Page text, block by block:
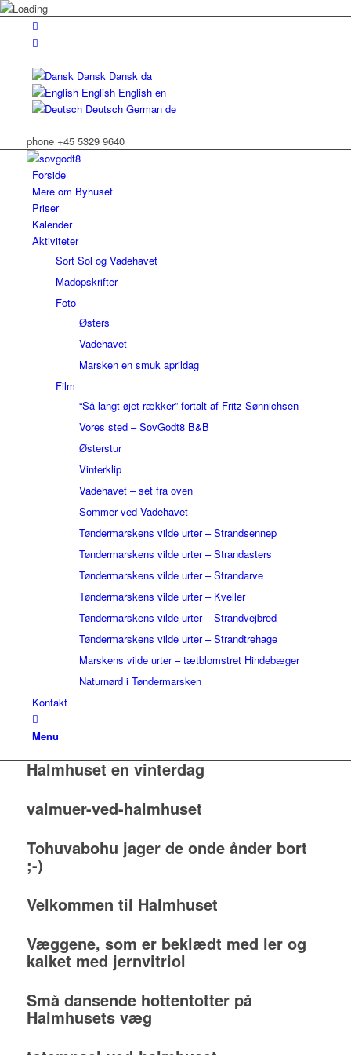
Dansk Dansk da
English English en
Deutsch German de
phone +45 5329 9640
Forside
Mere om Byhuset
Priser
Kalender
Aktiviteter
Sort Sol og Vadehavet
Madopskrifter
Foto
Østers
Vadehavet
Marsken en smuk aprildag
Film
“Så langt øjet rækker” fortalt af Fritz Sønnichsen
Vores sted – SovGodt8 B&B
Østerstur
Vinterklip
Vadehavet – set fra oven
Sommer ved Vadehavet
Tøndermarskens vilde urter – Strandsennep
Tøndermarskens vilde urter – Strandasters
Tøndermarskens vilde urter – Strandarve
Tøndermarskens vilde urter – Kveller
Tøndermarskens vilde urter – Strandvejbred
Tøndermarskens vilde urter – Strandtrehage
Marskens vilde urter – tætblomstret Hindebæger
Naturnørd i Tøndermarsken
Kontakt
Menu
Halmhuset en vinterdag
valmuer-ved-halmhuset
Tohuvabohu jager de onde ånder bort
;-)
Velkommen til Halmhuset
Væggene, som er beklædt med ler og
kalket med jernvitriol
Små dansende hottentotter på
Halmhusets væg